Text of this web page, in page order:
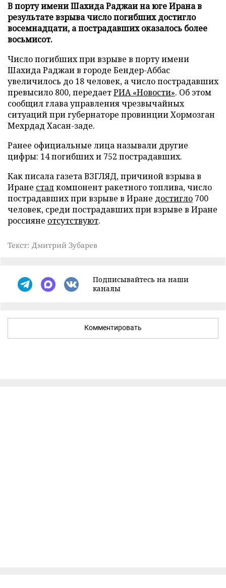
В порту имени Шахида Раджаи на юге Ирана в
результате взрыва число погибших достигло
восемнадцати, а пострадавших оказалось более
восьмисот.
Число погибших при взрыве в порту имени
Шахида Раджаи в городе Бендер-Аббас
увеличилось до 18 человек, а число пострадавших
превысило 800, передаетРИА «Новости». Об этом
сообщил глава управления чрезвычайных
ситуаций при губернаторе провинции Хормозган
Мехрдад Хасан-заде.
Ранее официальные лица называли другие
цифры: 14 погибших и 752 пострадавших.
Как писала газета ВЗГЛЯД, причиной взрыва в
Иране сталкомпонент ракетного топлива, число
пострадавших при взрыве в Иране достигло 700
человек, среди пострадавших при взрыве в Иране
россияне отсутствуют.
Текст: Дмитрий Зубарев
Подписывайтесь на наши
каналы
Комментировать